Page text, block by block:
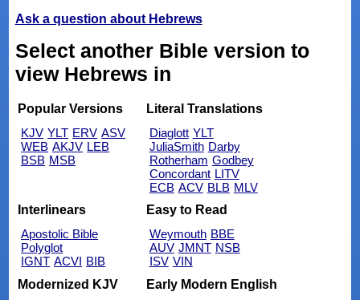
Ask a question about Hebrews
Select another Bible version to
view Hebrews in
Popular Versions
KJV YLT ERV ASV
WEB AKJV LEB
BSB MSB
Literal Translations
Diaglott YLT
JuliaSmith Darby
Rotherham Godbey
Concordant LITV
ECB ACV BLB MLV
Interlinears
Apostolic Bible
Polyglot
IGNT ACVI BIB
Easy to Read
Weymouth BBE
AUV JMNT NSB
ISV VIN
Modernized KJV
Early Modern English